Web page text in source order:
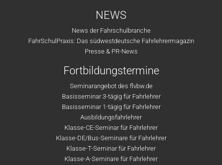
NEWS
News der Fahrschulbranche
FahrSchulPraxis: Das südwestdeutsche Fahrlehrermagazin
Presse & PR-News
Fortbildungstermine
Seminarangebot des flvbw.de
Basisseminar 3-tägig für Fahrlehrer
Basisseminar 1-tägig für Fahrlehrer
Ausbildungsfahrlehrer
Klasse-CE-Seminar für Fahrlehrer
Klasse-DE/Bus-Seminare für Fahrlehrer
Klasse-T-Seminar für Fahrlehrer
Klasse-A-Seminare für Fahrlehrer